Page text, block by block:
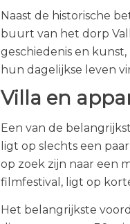
Naast de historische
buurt van het dorp
geschiedenis en
hun dagelijkse leven
Villa en
Een van de
ligt op slechts een
op zoek zijn naar een
filmfestival, ligt op
Het belangrijkste